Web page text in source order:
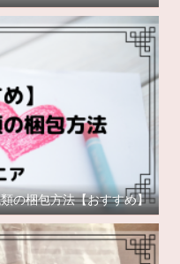
の梱包方法【おすすめ】